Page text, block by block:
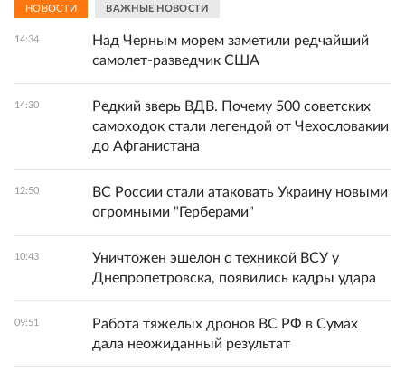
НОВОСТИ ВАЖНЫЕ НОВОСТИ
14:34
Над Черным морем заметили редчайший
самолет-разведчик США
14:30
Редкий зверь ВДВ. Почему 500 советских
самоходок стали легендой от Чехословакии
до Афганистана
12:50
ВС России стали атаковать Украину новыми
огромными "Герберами"
10:43
Уничтожен эшелон с техникой ВСУ у
Днепропетровска, появились кадры удара
09:51
Работа тяжелых дронов ВС РФ в Сумах
дала неожиданный результат